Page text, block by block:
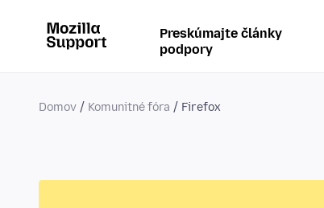
Preskúmajte články
podpory
Domov Komunitné fóra Firefox